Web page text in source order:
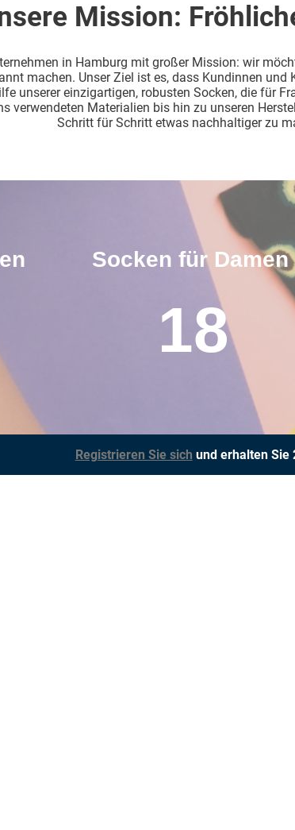
Mission:
in Hamburg mit großer Mission: wir
machen. Unser Ziel ist es, dass Kundinnen und
unserer einzigartigen, robusten Socken, die für
verwendeten Materialien bis hin zu unseren
Schritt für Schritt etwas nachhaltiger zu
Socken für Damen
18
Registrieren Sie sich und erhalten Sie